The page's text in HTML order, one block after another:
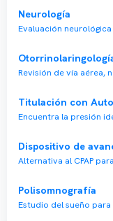
Reserva tu hora
Agenda tu consulta
→ Reservar ahora
Presupuesto de
Copyright 2026 ·
Neurología
Evaluación
Revisión de vía aérea,
Titulación con Auto
Encuentra la presión
Dispositivo de
Alternativa al CPAP
Polisomnografía
Estudio del sueño